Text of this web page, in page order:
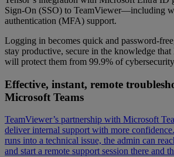
Sign-On (SSO) to TeamViewer—including
authentication (MFA) support.
Logging in becomes quick and password-
stay productive, secure in the knowledge
will protect them from 99.9% of
Effective, instant, remote
Microsoft Teams
TeamViewer’s partnership with Microsoft
deliver internal support with more
runs into a technical issue, the admin can
and start a remote support session there and